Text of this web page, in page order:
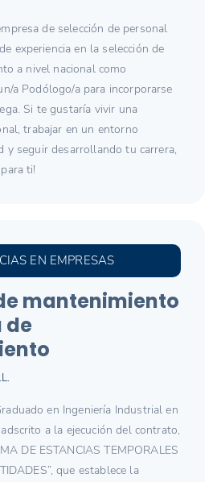
de selección de personal
experiencia en la selección de
a nivel nacional como
a Podólogo/a para incorporarse
Si te gustaría vivir una
trabajar en un entorno
y seguir desarrollando tu carrera,
ti!
EN EMPRESAS
mantenimiento
de
en Ingeniería Industrial en
a la ejecución del contrato,
DE ESTANCIAS TEMPORALES
que establece la